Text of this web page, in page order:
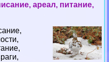
ареал, питание,